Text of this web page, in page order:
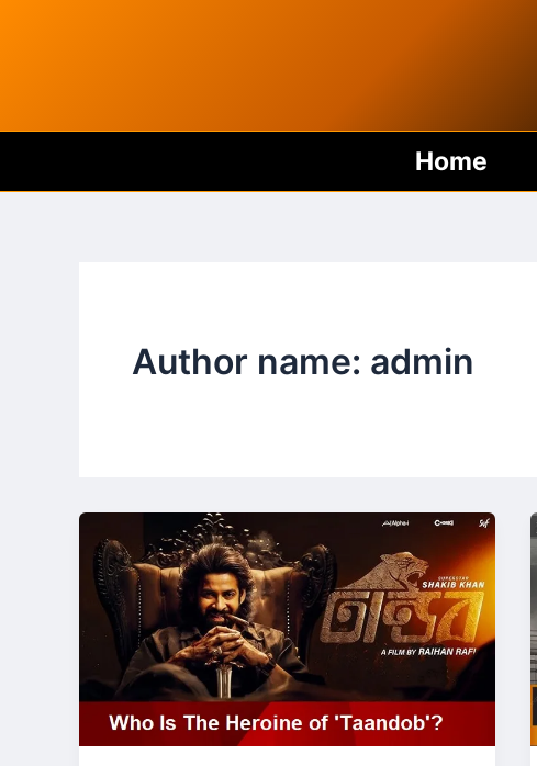
Home
Author name: admin